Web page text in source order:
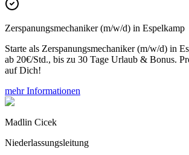
Zerspanungsmechaniker (m/w/d) in Espelkamp
Starte als Zerspanungsmechaniker (m/w/d) in
ab 20€/Std., bis zu 30 Tage Urlaub & Bonus.
auf Dich!
mehr Informationen
Madlin Cicek
Niederlassungsleitung